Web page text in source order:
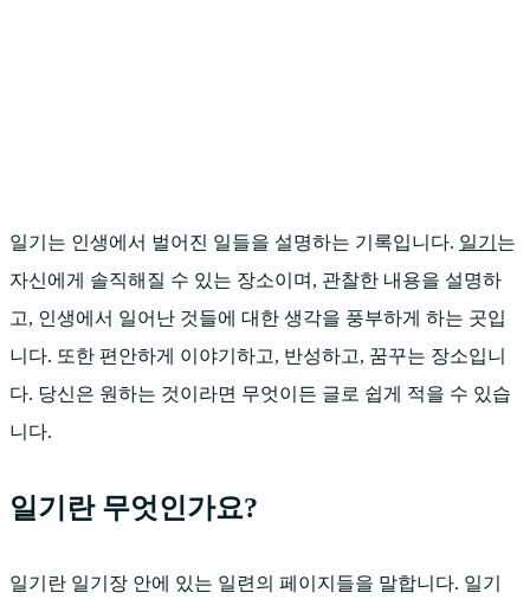
일기는 인생에서 벌어진 일들을 설명하는 기록입니다. 일기 는
자신에게 솔직해질 수 있는 장소이며, 관찰한 내용을 설명하
고, 인생에서 일어난 것들에 대한 생각을 풍부하게 하는 곳입
니다. 또한 편안하게 이야기하고, 반성하고, 꿈꾸는 장소입니
다. 당신은 원하는 것이라면 무엇이든 글로 쉽게 적을 수 있습
니다.
일기란 무엇인가요?
일기란 일기장 안에 있는 일련의 페이지들을 말합니다. 일기